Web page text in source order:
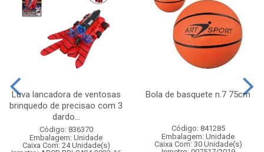
Luva lancadora de ventosas
brinquedo de precisao com 3
dardo...
Código: 836370
Embalagem: Unidade
Caixa Com: 24 Unidade(s)
Bola de basquete n.7 75cm
Código: 841285
Embalagem: Unidade
Caixa Com: 30 Unidade(s)